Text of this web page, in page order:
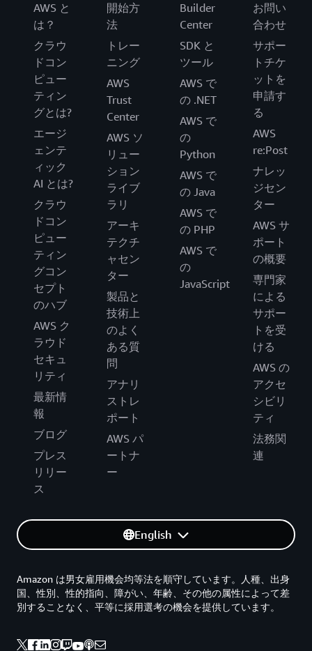
AWS と
は？
クラウ
ドコン
ピュー
ティン
グとは?
エージ
ェンテ
ィック
AI とは?
クラウ
ドコン
ピュー
ティン
グコン
セプト
のハブ
AWS ク
ラウド
セキュ
リティ
最新情
報
ブログ
プレス
リリー
ス
開始方
法
トレー
ニング
AWS
Trust
Center
AWS ソ
リュー
ション
ライブ
ラリ
アーキ
テクチ
ャセン
ター
製品と
技術上
のよく
ある質
問
アナリ
ストレ
ポート
AWS パ
ートナ
ー
Builder
Center
SDK と
ツール
AWS で
の .NET
AWS で
の
Python
AWS で
の Java
AWS で
の PHP
AWS で
の
JavaScript
お問い
合わせ
サポー
トチケ
ットを
申請す
る
AWS
re:Post
ナレッ
ジセン
ター
AWS サ
ポート
の概要
専門家
による
サポー
トを受
ける
AWS の
アクセ
シビリ
ティ
法務関
連
English
Amazon は男女雇用機会均等法を順守しています。人種、出身
国、性別、性的指向、障がい、年齢、その他の属性によって差
別することなく、平等に採用選考の機会を提供しています。